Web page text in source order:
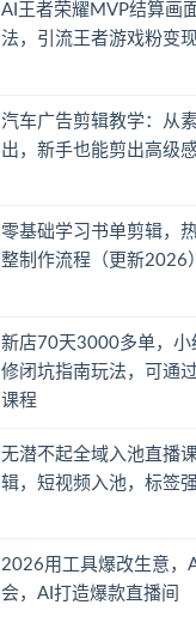
AI王者荣耀MVP结算画
法，引流王者游戏粉变
汽车广告剪辑教学：从
出，新手也能剪出高级
零基础学习书单剪辑，
整制作流程（更新2026）
新店70天3000多单，小
修闭坑指南玩法，可通
课程
无潜不起全域入池直播
辑，短视频入池，标签
2026用工具爆改生意，
会，AI打造爆款直播间